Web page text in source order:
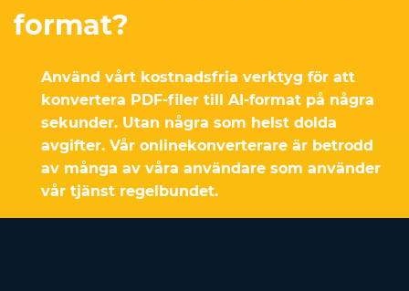
format?
Använd vårt kostnadsfria verktyg för att
konvertera PDF-filer till AI-format på några
sekunder. Utan några som helst dolda
avgifter. Vår onlinekonverterare är betrodd
av många av våra användare som använder
vår tjänst regelbundet.